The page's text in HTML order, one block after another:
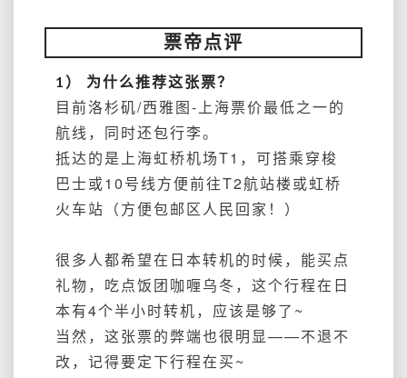
票帝点评
1） 为什么推荐这张票？
目前洛杉矶/西雅图-上海票价最低之一的
航线，同时还包行李。
抵达的是上海虹桥机场T1，可搭乘穿梭
巴士或10号线方便前往T2航站楼或虹桥
火车站（方便包邮区人民回家！）
很多人都希望在日本转机的时候，能买点
礼物，吃点饭团咖喱乌冬，这个行程在日
本有4个半小时转机，应该是够了~
当然，这张票的弊端也很明显——不退不
改，记得要定下行程在买~